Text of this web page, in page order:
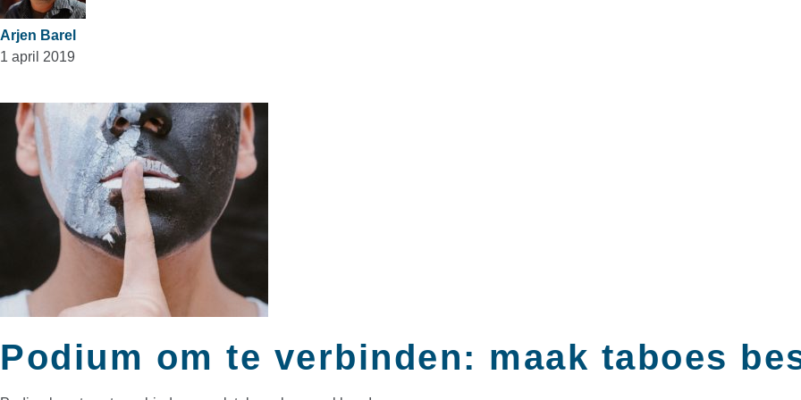
Arjen Barel
1 april 2019
Podium om te verbinden: maak taboes